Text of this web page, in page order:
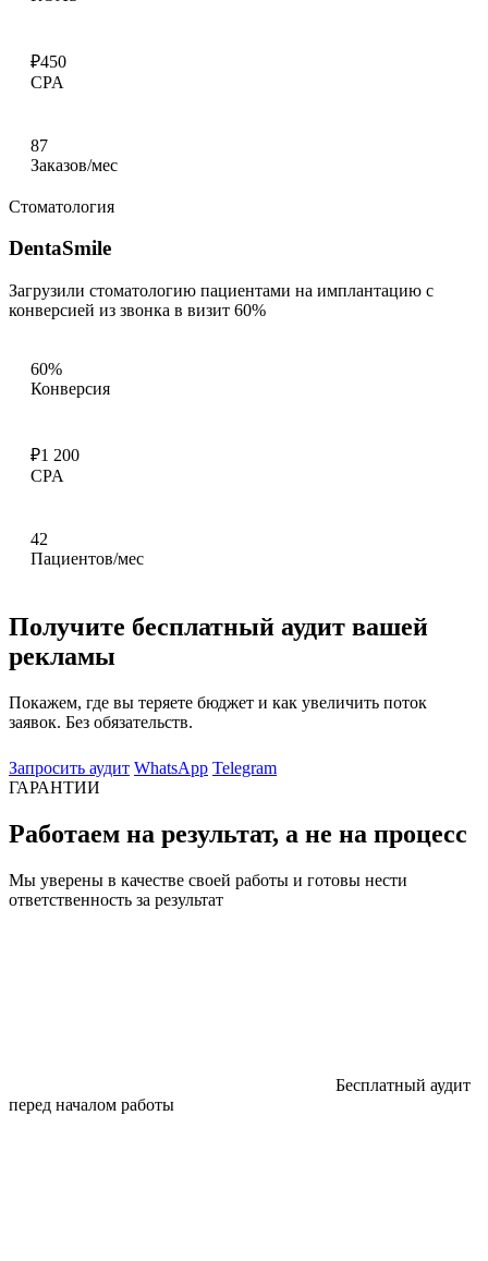
₽450
CPA
87
Заказов/мес
Стоматология
DentaSmile
Загрузили стоматологию пациентами на имплантацию с
конверсией из звонка в визит 60%
60%
Конверсия
₽1 200
CPA
42
Пациентов/мес
Получите бесплатный аудит вашей
рекламы
Покажем, где вы теряете бюджет и как увеличить поток
заявок. Без обязательств.
Запросить аудит WhatsApp Telegram
ГАРАНТИИ
Работаем на результат, а не на процесс
Мы уверены в качестве своей работы и готовы нести
ответственность за результат
Бесплатный аудит
перед началом работы